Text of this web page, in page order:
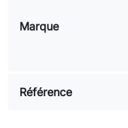
Marque
Référence